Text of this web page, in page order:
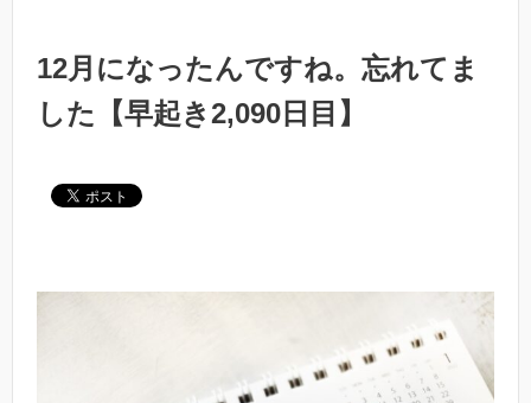
12月になったんですね。忘れてま
した【早起き2,090日目】